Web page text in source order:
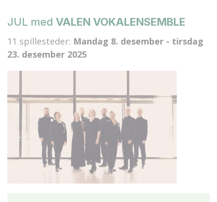
JUL med VALEN VOKALENSEMBLE
11 spillesteder: Mandag 8. desember - tirsdag
23. desember 2025